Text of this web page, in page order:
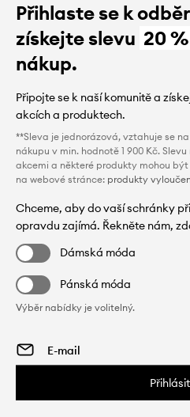
Přihlaste se k
získejte slevu 20 %
nákup.
Připojte se k naší komunitě a
akcích a produktech.
**Sleva je jednorázová, vztahuje se
nákupu v min. hodnotě 1 900 Kč.
akcemi a některé produkty mohou
na webové stránce: produkty
Chceme, aby do vaší schránky
opravdu zajímá. Řekněte nám,
Dámská móda
Pánská móda
Výběr nabídky je volitelný.